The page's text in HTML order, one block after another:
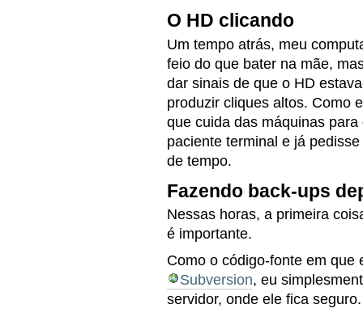
O HD clicando
Um tempo atrás, meu
feio do que bater na mãe,
dar sinais de que o HD
produzir cliques altos. Como
que cuida das máquinas
paciente terminal e já
de tempo.
Fazendo back-ups
Nessas horas, a primeira
é importante.
Como o código-fonte em que
Subversion, eu
servidor, onde ele fica seguro.